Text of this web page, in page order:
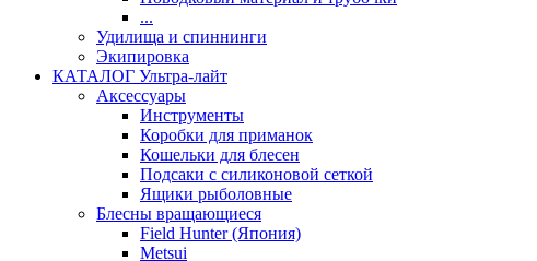
...
Удилища и спиннинги
Экипировка
КАТАЛОГ Ультра-лайт
Аксессуары
Инструменты
Коробки для приманок
Кошельки для блесен
Подсаки с силиконовой сеткой
Ящики рыболовные
Блесны вращающиеся
Field Hunter (Япония)
Metsui